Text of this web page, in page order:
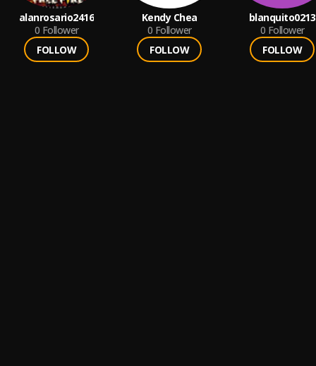
alanrosario2416
0 Follower
FOLLOW
Kendy Chea
0 Follower
FOLLOW
blanquito0213
0 Follower
FOLLOW